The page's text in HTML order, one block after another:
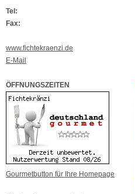
Tel:
Fax:
www.fichtekraenzi.de
E-Mail
ÖFFNUNGSZEITEN
Gourmetbutton für Ihre Homepage